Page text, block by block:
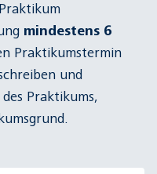
mindestens 6
Praktikumstermin
und
Praktikums,